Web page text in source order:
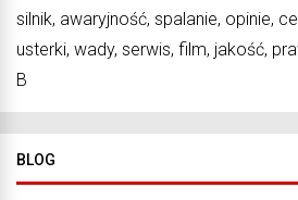
silnik, awaryjność, spalanie, opinie,
usterki, wady, serwis, film, jakość,
B
BLOG